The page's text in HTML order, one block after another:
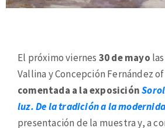
El próximo viernes 30 de mayo
Vallina y Concepción Fernández
comentada a la exposición
luz. De la tradición a la
presentación de la muestra y, a